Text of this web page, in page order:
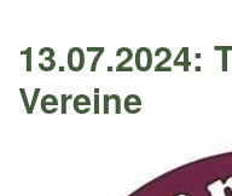
13.07.2024:
Vereine